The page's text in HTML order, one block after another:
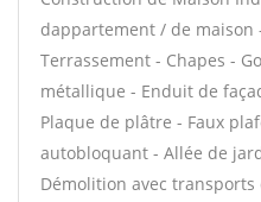
dappartement / de
Terrassement - Chapes -
métallique - Enduit de
Plaque de plâtre - Faux
autobloquant - Allée de
Démolition avec transports